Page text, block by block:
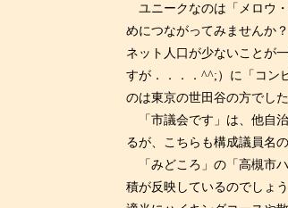
ユニークなのは「メロウ
めにつながってみませんか
ネット人口が少ないことが
すが．．．．^^;）に「コン
のは東京の世田谷の方でした
「市議会です」は、他自
るが、こちらも構成議員名
「みどころ」の「高槻市
積が反映しているのでしょ